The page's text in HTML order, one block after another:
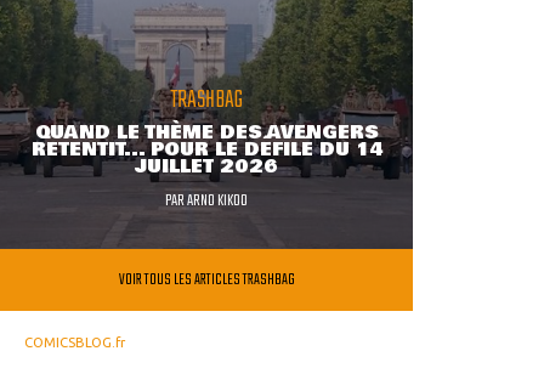
TRASHBAG
QUAND LE THÈME DES AVENGERS
RETENTIT... POUR LE DÉFILÉ DU 14
JUILLET 2026
PARARNO KIKOO
VOIR TOUS LES ARTICLES TRASHBAG
COMICSBLOG.fr